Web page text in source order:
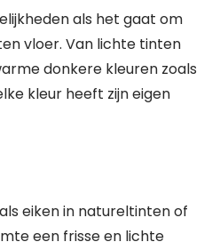
als het gaat om
vloer. Van lichte tinten
donkere kleuren zoals
kleur heeft zijn eigen
eiken in natureltinten of
een frisse en lichte